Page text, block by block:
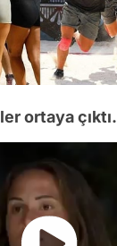
ortaya çıktı.